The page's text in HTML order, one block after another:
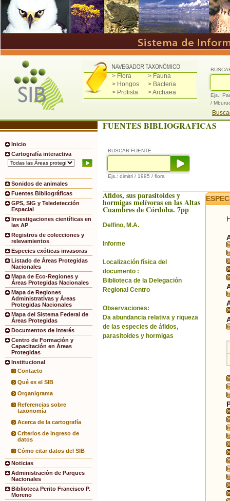
> Flora
> Fauna
> Hongos
> Bacteria
> Protista
> Archaea
Ejs.:
/
Inicio
Cartografía interactiva
Sonidos de animales
Fuentes Bibliográficas
GPS, SIG y Teledetección
Espacial
Investigaciones científicas en
las AP
Registros de colecciones y
relevamientos
Especies exóticas invasoras
Listado de Áreas Protegidas
Nacionales
Mapa de Eco-Regiones y
Áreas Protegidas Nacionales
Mapa de Regiones
Administrativas y Áreas
Protegidas Nacionales
Mapa del Sistema Federal de
Áreas Protegidas
Documentos de interés
Centro de Formación y
Capacitación en Áreas
Protegidas
Institucional
Contacto
Qué es el SIB
Organigrama
Referencias sobre
taxonomía
Acerca de la cartografía
Criterios de ingreso de
datos
Cómo citar datos del SIB
Noticias
Administración de Parques
Nacionales
Biblioteca Perito Francisco P.
Moreno
FUENTES BIBLIOGRAFICAS
BUSCAR FUENTE
Ejs.: dimitri / 1995 / flora
Afidos, sus parasitoides y
hormigas melívoras en las Altas
Cuambres de Córdoba. 7pp
Delfino, M.A.
Informe
Localización física del
documento :
Biblioteca de la Delegación
Regional Centro
Observaciones:
Da abundancia relativa y riqueza
de las especies de áfidos,
parasitoides y hormigas